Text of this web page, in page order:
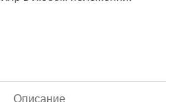
Описание